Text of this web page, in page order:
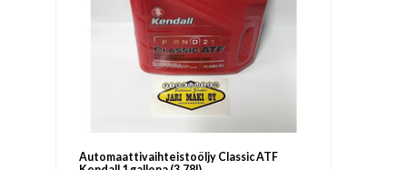
Automaattivaihteistoöljy Classic ATF